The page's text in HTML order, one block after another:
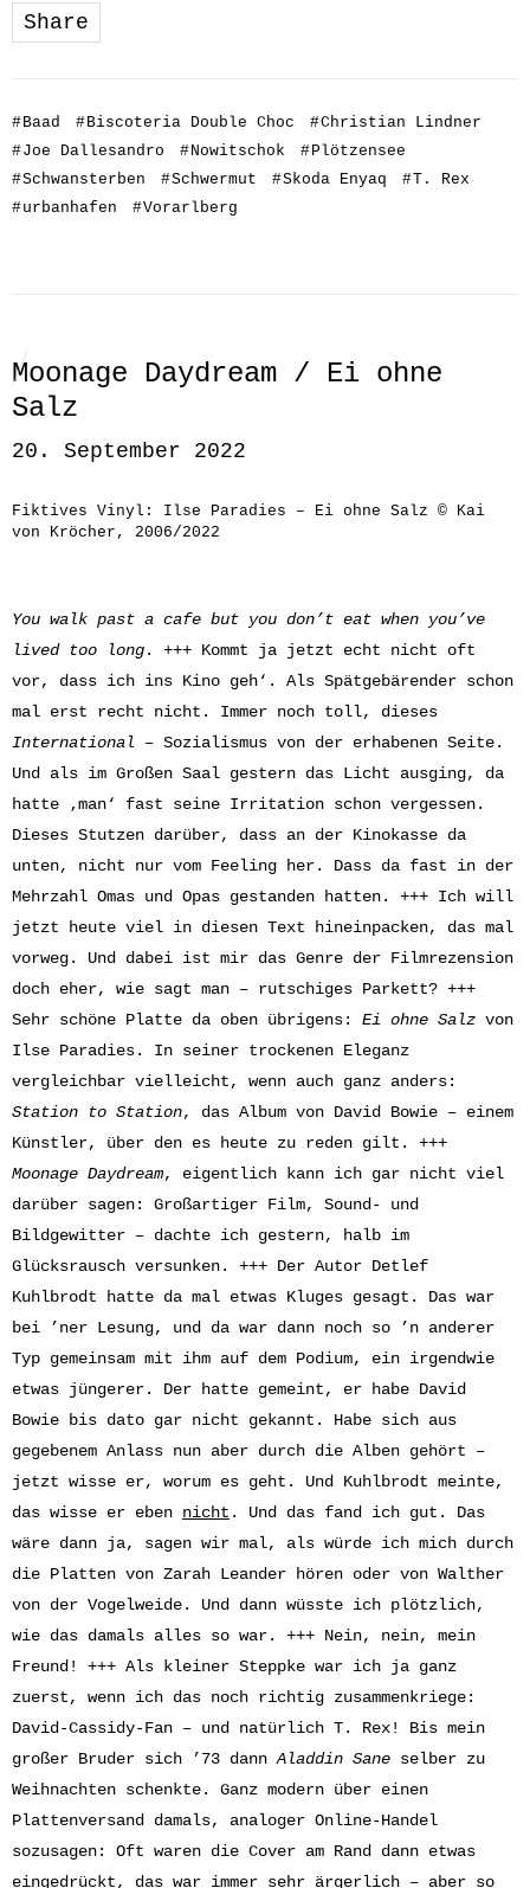
Share
#Baad #Biscoteria Double Choc #Christian Lindner
#Joe Dallesandro #Nowitschok #Plötzensee
#Schwansterben #Schwermut #Skoda Enyaq #T. Rex
#urbanhafen #Vorarlberg
Moonage Daydream / Ei ohne
Salz
20. September 2022
Fiktives Vinyl: Ilse Paradies – Ei ohne Salz © Kai
von Kröcher, 2006/2022
You walk past a cafe but you don’t eat when you’ve
lived too long. +++ Kommt ja jetzt echt nicht oft
vor, dass ich ins Kino geh‘. Als Spätgebärender schon
mal erst recht nicht. Immer noch toll, dieses
International – Sozialismus von der erhabenen Seite.
Und als im Großen Saal gestern das Licht ausging, da
hatte ‚man‘ fast seine Irritation schon vergessen.
Dieses Stutzen darüber, dass an der Kinokasse da
unten, nicht nur vom Feeling her. Dass da fast in der
Mehrzahl Omas und Opas gestanden hatten. +++ Ich will
jetzt heute viel in diesen Text hineinpacken, das mal
vorweg. Und dabei ist mir das Genre der Filmrezension
doch eher, wie sagt man – rutschiges Parkett? +++
Sehr schöne Platte da oben übrigens: Ei ohne Salz von
Ilse Paradies. In seiner trockenen Eleganz
vergleichbar vielleicht, wenn auch ganz anders:
Station to Station, das Album von David Bowie – einem
Künstler, über den es heute zu reden gilt. +++
Moonage Daydream, eigentlich kann ich gar nicht viel
darüber sagen: Großartiger Film, Sound- und
Bildgewitter – dachte ich gestern, halb im
Glücksrausch versunken. +++ Der Autor Detlef
Kuhlbrodt hatte da mal etwas Kluges gesagt. Das war
bei ’ner Lesung, und da war dann noch so ’n anderer
Typ gemeinsam mit ihm auf dem Podium, ein irgendwie
etwas jüngerer. Der hatte gemeint, er habe David
Bowie bis dato gar nicht gekannt. Habe sich aus
gegebenem Anlass nun aber durch die Alben gehört –
jetzt wisse er, worum es geht. Und Kuhlbrodt meinte,
das wisse er eben nicht . Und das fand ich gut. Das
wäre dann ja, sagen wir mal, als würde ich mich durch
die Platten von Zarah Leander hören oder von Walther
von der Vogelweide. Und dann wüsste ich plötzlich,
wie das damals alles so war. +++ Nein, nein, mein
Freund! +++ Als kleiner Steppke war ich ja ganz
zuerst, wenn ich das noch richtig zusammenkriege:
David-Cassidy-Fan – und natürlich T. Rex! Bis mein
großer Bruder sich ’73 dannAladdin Sane selber zu
Weihnachten schenkte. Ganz modern über einen
Plattenversand damals, analoger Online-Handel
sozusagen: Oft waren die Cover am Rand dann etwas
eingedrückt, das war immer sehr ärgerlich – aber so